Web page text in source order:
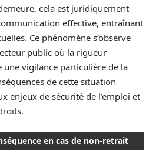
cela est juridiquement
effective, entraînant
Ce phénomène s’observe
public où la rigueur
une vigilance particulière de la
de cette situation
enjeux de sécurité de l’emploi et
en cas de non-retrait